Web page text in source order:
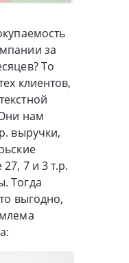
за
То
клиентов,
нам
выручки,
7 и 3 т.р.
Тогда
выгодно,